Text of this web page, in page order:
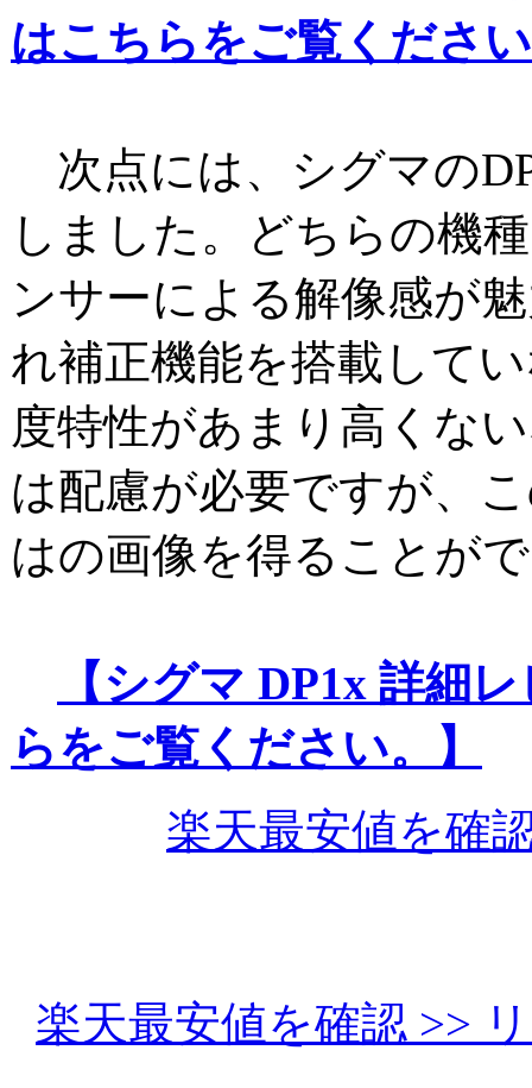
はこちらをご覧くださ
次点には、シグマの
しました。どちらの機
ンサーによる解像感が
れ補正機能を搭載して
度特性があまり高くな
は配慮が必要ですが、
はの画像を得ることが
【シグマ DP1x 詳細
らをご覧ください。】
楽天最安値を確
楽天最安値を確認 >>